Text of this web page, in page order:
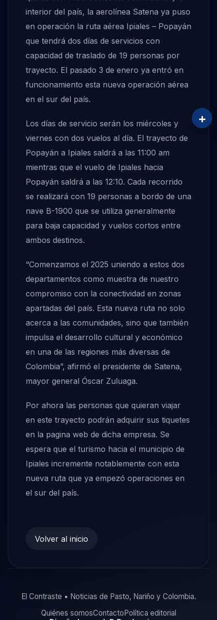
interior del país, la aerolínea Satena ya puso
en operación la ruta aérea Ipiales – Popayán
que tendrá dos días de servicios con
capacidad de traslado de 19 personas por
trayecto. El pasado 3 de enero ya entró en
funcionamiento esta nueva operación aérea
en el sur del país.
Los días de servicio serán los miércoles y
viernes con dos vuelos al día. El trayecto de
Popayán a Ipiales saldrá a las 11:00 am
mientras que el vuelo de Ipiales hacia
Popayán saldrá a las 12:10. Cada recorrido
se realizará con 19 personas a bordo de una
nave B-1900 que se utiliza generalmente
para baja capacidad y vuelos cortos entre
ambos destinos.
“Comenzamos el 2025 uniendo a estos dos
departamentos como muestra de nuestro
compromiso con la conectividad en zonas
apartadas del país. Esta nueva ruta no solo
acerca a las comunidades, sino que también
impulsa el desarrollo cultural y económico
en una de las regiones más diversas de
Colombia”, afirmó el presidente de Satena,
mayor general Óscar Zuluaga.
Por ahora las personas que quieran viajar
en este trayecto podrán adquirir sus tiquetes
en la pagina web de dicha empresa. Se
espera que el turismo hacia el municipio de
Ipiales incremente notablemente con esta
nueva ruta que ya empezó operaciones en
el sur del país.
Volver al inicio
El Contraste • Noticias de Pasto, Nariño y Colombia.
Quiénes somosContactoPolítica editorial
+